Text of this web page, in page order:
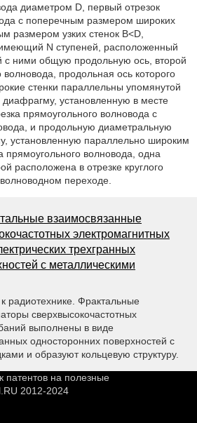
диаметром D, первый отрезок
с поперечным размером широких
размером узких стенок B<D,
N ступеней, расположенный
ними общую продольную ось, второй
волновода, продольная ось которого
стенки параллельны упомянутой
установленную в месте
прямоугольного волновода с
и продольную диаметральную
установленную параллельно широким
прямоугольного волновода, одна
расположена в отрезке круглого
переходе.
взаимосвязанные
электромагнитных
трехгранных
с металлическими
радиотехнике. Фрактальные
сверхвысокочастотных
выполнены в виде
односторонних поверхностей с
и образуют кольцевую структуру.
патентов на полезные
2012-2024